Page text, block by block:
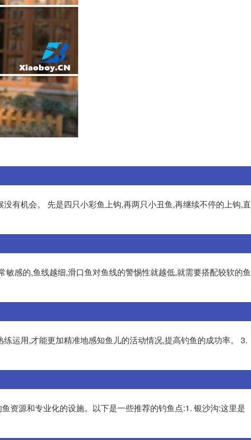
有机会。 先是四只小彩鱼上钩,再两只小丑鱼,再继续不停的上钩,直
感的,鱼线越细,滑口鱼对鱼线的警惕性就越低,就需要搭配较软的鱼
运用,才能更加精准地感知鱼儿的活动情况,提高钓鱼的成功率。 3.
资源和专业化的设施。以下是一些推荐的钓鱼点:1. 银沙沟:这里是